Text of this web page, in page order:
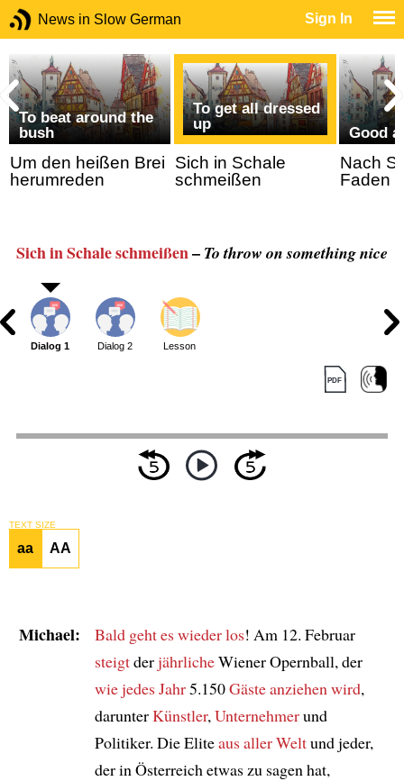
News in Slow German Sign In
To beat around the
bush
Um den heißen Brei
herumreden
To get all dressed
up
Sich in Schale
schmeißen
Good
Nach
Faden
Sich in Schale schmeißen– To throw on something nice
Dialog 1 Dialog 2 Lesson
TEXT SIZE
aa AA
Michael: Bald geht es wieder los! Am 12. Februar
steigtderjährlicheWiener Opernball, der
wie jedes Jahr5.150Gästeanziehen wird,
darunterKünstler, Unternehmerund
Politiker. Die Eliteaus aller Weltund jeder,
der in Österreich etwas zu sagen hat,